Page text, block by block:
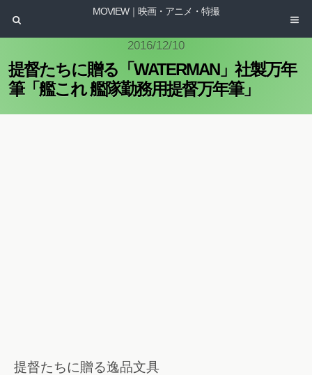
MOVIEW｜映画・アニメ・特撮
2016/12/10
提督たちに贈る「WATERMAN」社製万年
筆「艦これ 艦隊勤務用提督万年筆」
提督たちに贈る逸品文具